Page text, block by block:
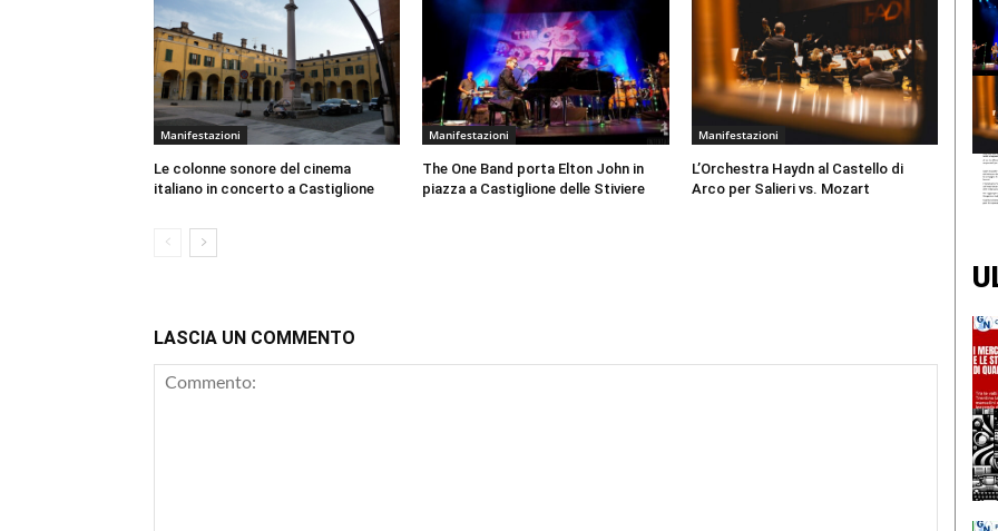
Manifestazioni
Le colonne sonore del cinema
italiano in concerto a Castiglione
Manifestazioni
The One Band porta Elton John in
piazza a Castiglione delle Stiviere
Manifestazioni
L’Orchestra Haydn al Castello di
Arco per Salieri vs. Mozart
LASCIA UN COMMENTO